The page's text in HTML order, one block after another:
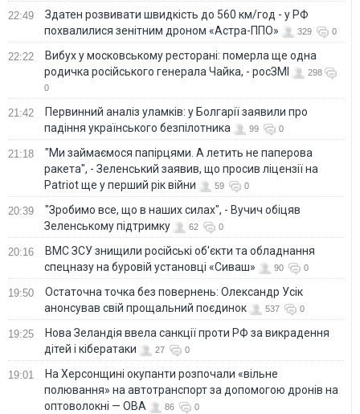
22:49
Здатен розвивати швидкість до 560 км/год - у РФ
похвалилися зенітним дроном «Астра-ППО»
329 0
22:22
Вибух у московському ресторані: померла ще одна
родичка російського генерала Чайка, - росЗМІ
298
0
21:42
Первинний аналіз уламків: у Болгарії заявили про
падіння українського безпілотника
99 0
21:18
"Ми займаємося папірцями. А летить не паперова
ракета", - Зеленський заявив, що просив ліцензії на
Patriot ще у перший рік війни
59 0
20:39
"Зробимо все, що в наших силах", - Вучич обіцяв
Зеленському підтримку
62 0
20:16
ВМС ЗСУ знищили російські об'єкти та обладнання
спецназу на буровій установці «Сиваш»
90 0
19:50
Остаточна точка без повернень: Олександр Усік
анонсував свій прощальний поєдинок
537 0
19:25
Нова Зеландія ввела санкції проти РФ за викрадення
дітей і кібератаки
27 0
19:01
На Херсонщині окупанти розпочали «вільне
полювання» на автотранспорт за допомогою дронів на
оптоволокні — ОВА
86 0